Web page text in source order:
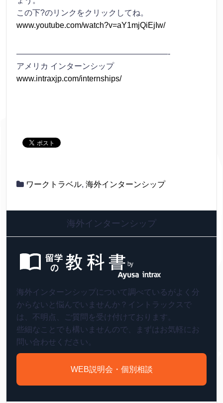
この下?のリンクをクリックしてね。
www.youtube.com/watch?v=aY1mjQiEjIw/
———————————————————-
アメリカ インターンシップ
www.intraxjp.com/internships/
ワークトラベル, 海外インターンシップ
海外インターンシップ
海外インターンシップについて調べているがよく分
からないと悩んでいませんか？イントラックスで
は、不明点、ご質問を受け付けております。
些細なことでも構いませんので、まずはお気軽にお
問い合わせください。
WEB説明会・個別相談